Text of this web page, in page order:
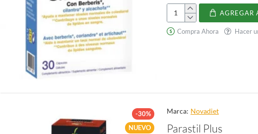
jardín de Enrique VIII.
En el siglo XIX, las alcachofas fueron llevadas a los Estados Unidos por
California sigue siendo el principal productor de alcachofas de Estados Unidos.
A lo largo de los siglos, las alcachofas se han asociado con el lujo y el capricho, lo
El valor nutricional de las alcachofas
Además de su sabor y textura únicos, las alcachofas también son conocidas por
Una alcachofa mediana (128 g) contiene:
Citesterol
AGREGAR
Compra Ahora Hacer
NUEVO
-30% Marca: Novadiet
Parastil Plus